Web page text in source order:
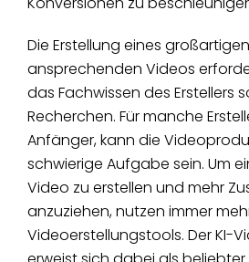
Die Erstellung eines
ansprechenden Videos
das Fachwissen des Erstellers
Recherchen. Für manche
Anfänger, kann die
schwierige Aufgabe sein. Um
Video zu erstellen und mehr
anzuziehen, nutzen immer
Videoerstellungstools. Der KI-